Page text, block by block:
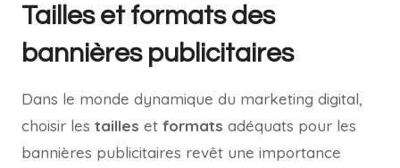
Tailles et formats des
bannières publicitaires
Dans le monde dynamique du marketing digital,
choisir les tailles et formats adéquats pour les
bannières publicitaires revêt une importance